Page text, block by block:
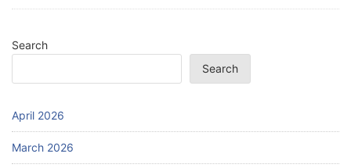
Search
Search
April 2026
March 2026